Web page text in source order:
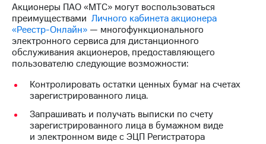
Достижения
Интервью
Финансовая
отчетность
Контакты
Новости
в
регионе
Акционеры ПАО «МТС» могут воспользоваться
преимуществами Личного кабинета акционера
«Реестр-Онлайн» — многофункционального
электронного сервиса для дистанционного
обслуживания акционеров, предоставляющего
пользователю следующие возможности:
Контролировать остатки ценных бумаг на счетах
зарегистрированного лица.
Запрашивать и получать выписки по счету
зарегистрированного лица в бумажном виде
и электронном виде с ЭЦП Регистратора